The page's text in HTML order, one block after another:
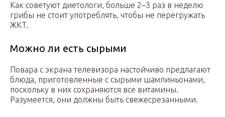
Как советуют диетологи, больше 2–3 раз в неделю
грибы не стоит употреблять, чтобы не перегружать
ЖКТ.
Можно ли есть сырыми
Повара с экрана телевизора настойчиво предлагают
блюда, приготовленные с сырыми шампиньонами,
поскольку в них сохраняются все витамины.
Разумеется, они должны быть свежесрезанными.